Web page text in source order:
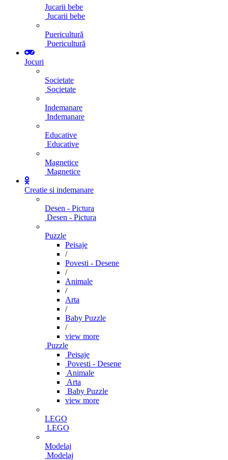
Jucarii bebe
Jucarii bebe
Puericultură
Puericultură
Jocuri
Societate
Societate
Indemanare
Indemanare
Educative
Educative
Magnetice
Magnetice
Creatie si indemanare
Desen - Pictura
Desen - Pictura
Puzzle
Peisaje
/
Povesti - Desene
/
Animale
/
Arta
/
Baby Puzzle
/
view more
Puzzle
Peisaje
Povesti - Desene
Animale
Arta
Baby Puzzle
view more
LEGO
LEGO
Modelaj
Modelaj